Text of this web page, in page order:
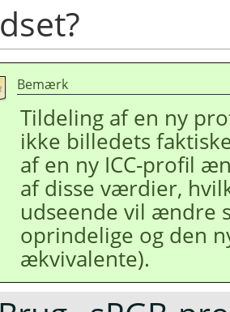
Bemærk
Tildeling af en ny
ikke billedets
af en ny ICC-profil
af disse værdier,
udseende vil ændre
oprindelige og den
ækvivalente).